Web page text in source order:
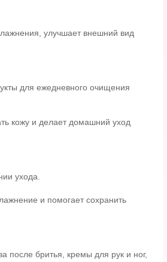
улучшает внешний вид
для ежедневного очищения
кожу и делает домашний уход
ухода.
и помогает сохранить
после бритья, кремы для рук и ног,